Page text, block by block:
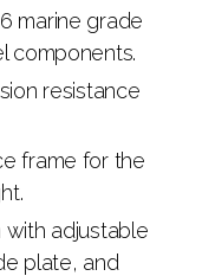
marine grade
components.
resistance
frame for the
adjustable
plate, and